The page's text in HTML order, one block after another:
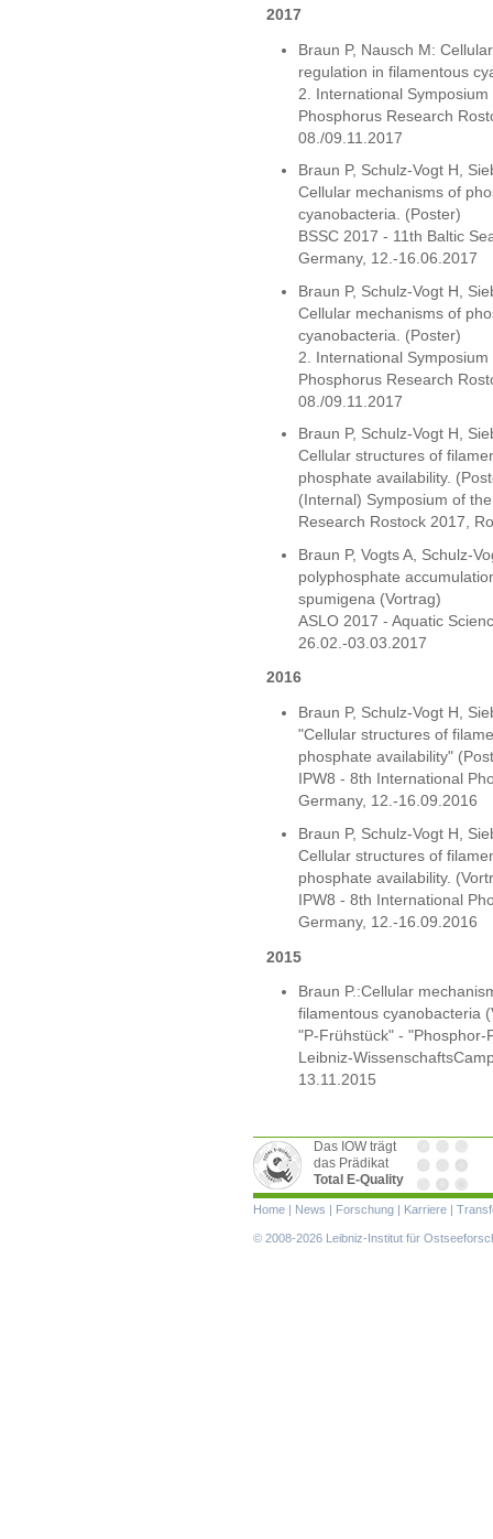
2017
Braun P, Nausch M:
regulation in filamentous
2. International
Phosphorus Research
08./09.11.2017
Braun P, Schulz-Vogt H,
Cellular mechanisms of
cyanobacteria. (Poster)
BSSC 2017 - 11th Baltic
Germany, 12.-16.06.2017
Braun P, Schulz-Vogt H,
Cellular mechanisms of
cyanobacteria. (Poster)
2. International
Phosphorus Research
08./09.11.2017
Braun P, Schulz-Vogt H,
Cellular structures of
phosphate availability.
(Internal) Symposium of
Research Rostock 2017,
Braun P, Vogts A, Schulz-
polyphosphate
spumigena (Vortrag)
ASLO 2017 - Aquatic
26.02.-03.03.2017
2016
Braun P, Schulz-Vogt H,
"Cellular structures of
phosphate availability"
IPW8 - 8th International
Germany, 12.-16.09.2016
Braun P, Schulz-Vogt H,
Cellular structures of
phosphate availability.
IPW8 - 8th International
Germany, 12.-16.09.2016
2015
Braun P.:Cellular
filamentous cyanobacteria
"P-Frühstück" -
Leibniz-
13.11.2015
Das IOW trägt
das Prädikat
Total E-Quality
Navigation
überspringen
Home | News | Forschung | Karriere |
© 2008-2026 Leibniz-Institut für